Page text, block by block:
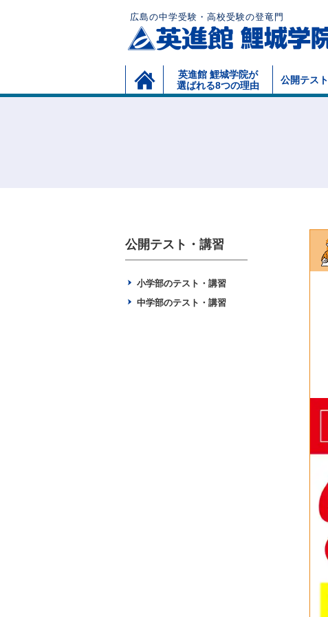
広島の中学受験・高校受験の登竜門
英進館 鯉城学院が
選ばれる8つの理由
公開テス
公開テスト・講習
小学部のテスト・講習
中学部のテスト・講習